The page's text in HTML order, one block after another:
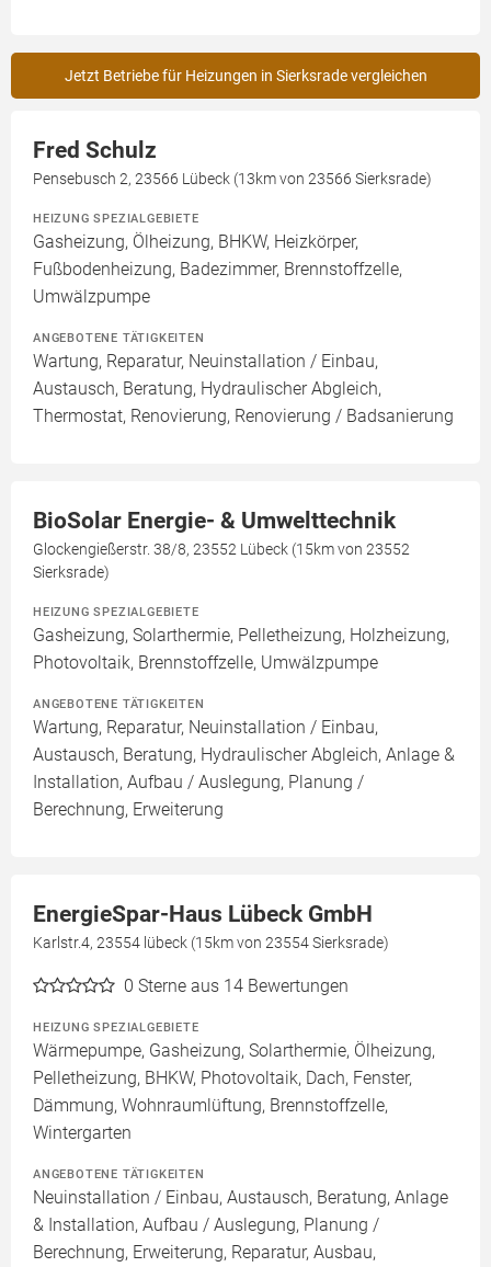
Jetzt Betriebe für Heizungen in Sierksrade vergleichen
Fred Schulz
Pensebusch 2, 23566 Lübeck (13km von 23566 Sierksrade)
HEIZUNG SPEZIALGEBIETE
Gasheizung, Ölheizung, BHKW, Heizkörper,
Fußbodenheizung, Badezimmer, Brennstoffzelle,
Umwälzpumpe
ANGEBOTENE TÄTIGKEITEN
Wartung, Reparatur, Neuinstallation / Einbau,
Austausch, Beratung, Hydraulischer Abgleich,
Thermostat, Renovierung, Renovierung / Badsanierung
BioSolar Energie- & Umwelttechnik
Glockengießerstr. 38/8, 23552 Lübeck (15km von 23552
Sierksrade)
HEIZUNG SPEZIALGEBIETE
Gasheizung, Solarthermie, Pelletheizung, Holzheizung,
Photovoltaik, Brennstoffzelle, Umwälzpumpe
ANGEBOTENE TÄTIGKEITEN
Wartung, Reparatur, Neuinstallation / Einbau,
Austausch, Beratung, Hydraulischer Abgleich, Anlage &
Installation, Aufbau / Auslegung, Planung /
Berechnung, Erweiterung
EnergieSpar-Haus Lübeck GmbH
Karlstr.4, 23554 lübeck (15km von 23554 Sierksrade)
0 Sterne aus 14 Bewertungen
HEIZUNG SPEZIALGEBIETE
Wärmepumpe, Gasheizung, Solarthermie, Ölheizung,
Pelletheizung, BHKW, Photovoltaik, Dach, Fenster,
Dämmung, Wohnraumlüftung, Brennstoffzelle,
Wintergarten
ANGEBOTENE TÄTIGKEITEN
Neuinstallation / Einbau, Austausch, Beratung, Anlage
& Installation, Aufbau / Auslegung, Planung /
Berechnung, Erweiterung, Reparatur, Ausbau,